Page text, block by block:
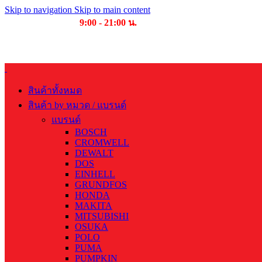
Skip to navigation Skip to main content
9:00 - 21:00 น.
สินค้าทั้งหมด
สินค้า by หมวด / แบรนด์
แบรนด์
BOSCH
CROMWELL
DEWALT
DOS
EINHELL
GRUNDFOS
HONDA
MAKITA
MITSUBISHI
OSUKA
POLO
PUMA
PUMPKIN